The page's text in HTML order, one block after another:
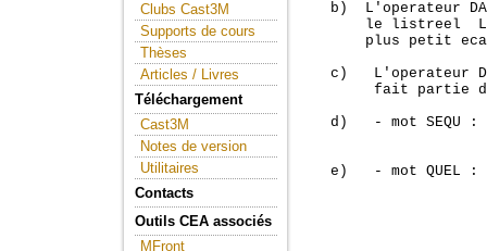
Clubs Cast3M
Supports de cours
Thèses
Articles / Livres
Téléchargement
Cast3M
Notes de version
Utilitaires
Contacts
Outils CEA associés
MFront
b)  L'operateur
le listreel
plus petit
c)   L'operateur
fait partie
d)   - mot SEQU :
e)   - mot QUEL :